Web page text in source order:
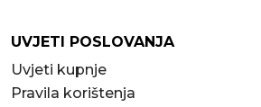
UVJETI POSLOVANJA
Uvjeti kupnje
Pravila korištenja